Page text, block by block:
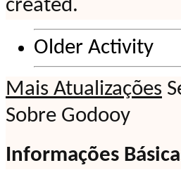
created.
Older Activity
Mais Atualizações
Sobre Godooy
Informações